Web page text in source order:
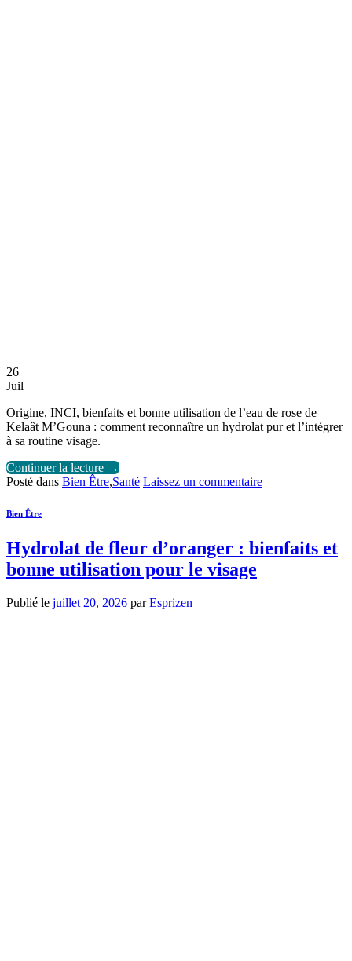
26
Juil
Origine, INCI, bienfaits et bonne utilisation de l’eau de rose de
Kelaât M’Gouna : comment reconnaître un hydrolat pur et l’intégrer
à sa routine visage.
Continuer la lecture →
Posté dans Bien Être,Santé Laissez un commentaire
Bien Être
Hydrolat de fleur d’oranger : bienfaits et
bonne utilisation pour le visage
Publié le juillet 20, 2026 parEsprizen